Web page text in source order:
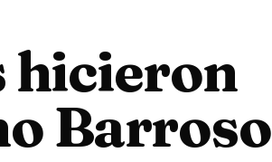
hicieron
Barroso